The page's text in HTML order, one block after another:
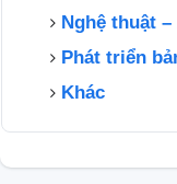
Nghệ thuật
Phát triển
Khác